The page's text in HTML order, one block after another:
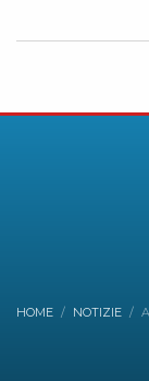
HOME NOTIZIE